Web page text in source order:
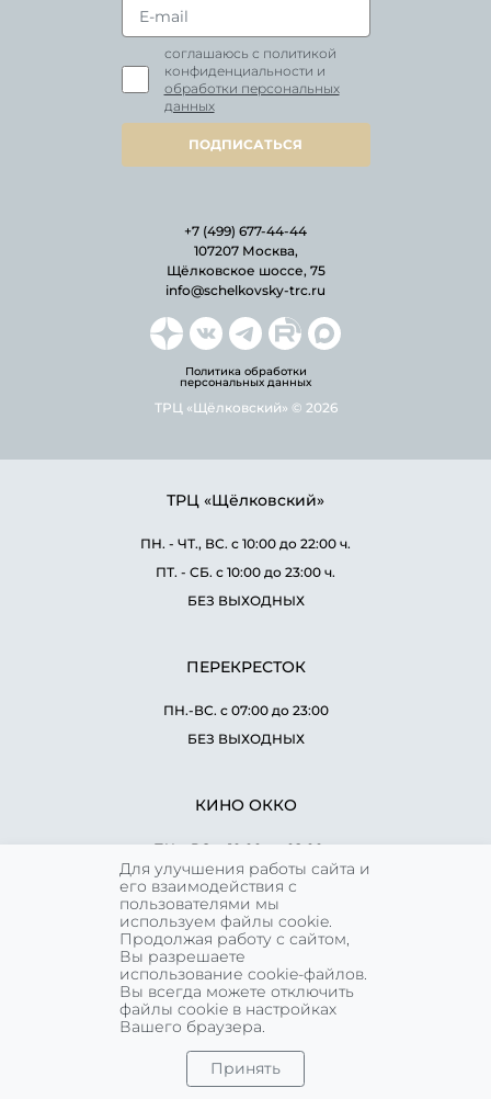
соглашаюсь с политикой
конфиденциальности и
обработки персональных
данных
ПОДПИСАТЬСЯ
+7 (499) 677-44-44
107207 Москва,
Щёлковское шоссе, 75
info@schelkovsky-trc.ru
Политика обработки
персональных данных
ТРЦ «Щёлковский» © 2026
ТРЦ «Щёлковский»
ПН. - ЧТ., ВС. с 10:00 до 22:00 ч.
ПТ. - СБ. с 10:00 до 23:00 ч.
БЕЗ ВЫХОДНЫХ
ПЕРЕКРЕСТОК
ПН.-ВС. с 07:00 до 23:00
БЕЗ ВЫХОДНЫХ
КИНО ОККО
ПН. - ВС. с 10:00 до 02:00 ч.
БЕЗ ВЫХОДНЫХ
WORLD CLASS
ПН.-ПТ. С 07:00 до 00:00
СБ.-ВС. с 09:00 до 00:00
Для улучшения работы сайта и
его взаимодействия с
пользователями мы
используем файлы cookie.
Продолжая работу с сайтом,
Вы разрешаете
использование cookie-файлов.
Вы всегда можете отключить
файлы cookie в настройках
Вашего браузера.
Принять